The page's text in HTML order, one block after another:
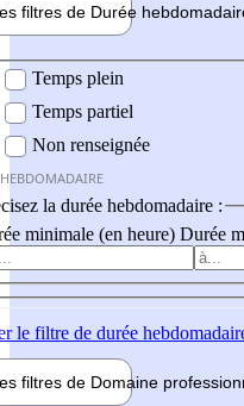
filtres de Durée hebdo
Temps plein
Temps partiel
Non renseignée
la durée hebdomadaire :
minimale (en heure) Durée
le filtre de durée
filtres de Domaine pro